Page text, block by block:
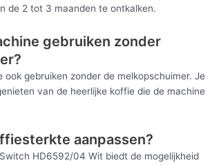
de 2 tot 3 maanden te ontkalken.
gebruiken zonder
ook gebruiken zonder de melkopschuimer. Je
van de heerlijke koffie die de machine
aanpassen?
HD6592/04 Wit biedt de mogelijkheid